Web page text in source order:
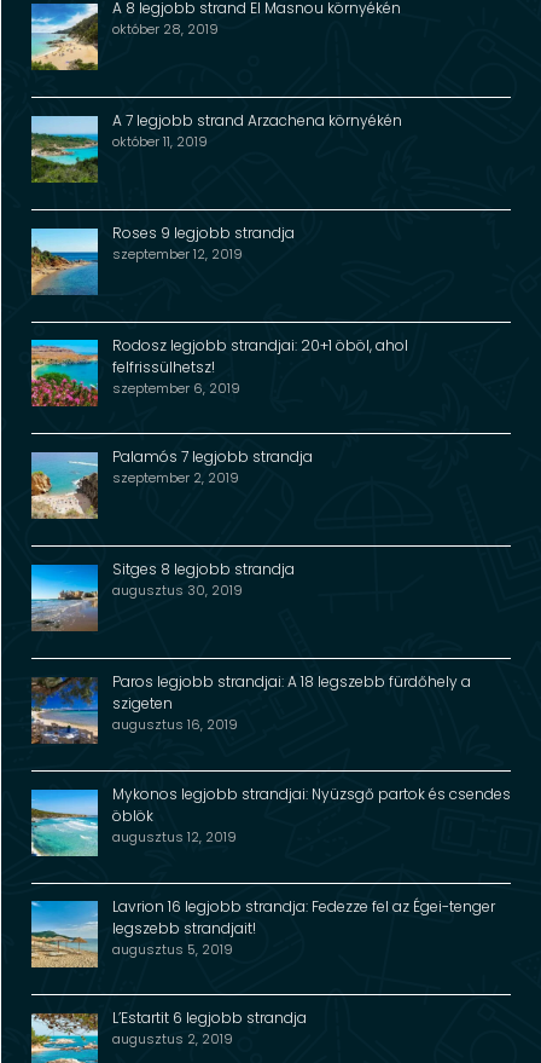
A 8 legjobb strand El Masnou környékén
október 28, 2019
A 7 legjobb strand Arzachena környékén
október 11, 2019
Roses 9 legjobb strandja
szeptember 12, 2019
Rodosz legjobb strandjai: 20+1 öböl, ahol
felfrissülhetsz!
szeptember 6, 2019
Palamós 7 legjobb strandja
szeptember 2, 2019
Sitges 8 legjobb strandja
augusztus 30, 2019
Paros legjobb strandjai: A 18 legszebb fürdőhely a
szigeten
augusztus 16, 2019
Mykonos legjobb strandjai: Nyüzsgő partok és csendes
öblök
augusztus 12, 2019
Lavrion 16 legjobb strandja: Fedezze fel az Égei-tenger
legszebb strandjait!
augusztus 5, 2019
L’Estartit 6 legjobb strandja
augusztus 2, 2019